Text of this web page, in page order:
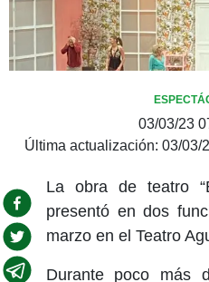
03/03/23
Última actualización: 03/03/
La obra de teatro
presentó en dos
marzo en el Teatro
Durante poco más